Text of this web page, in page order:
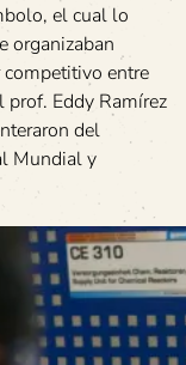
el cual lo
organizaban
competitivo entre
Eddy Ramírez
del
Mundial y